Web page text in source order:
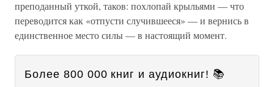
преподанный уткой, таков: похлопай крыльями — что
переводится как «отпусти случившееся» — и вернись в
единственное место силы — в настоящий момент.
Более 800 000 книг и аудиокниг! 📚